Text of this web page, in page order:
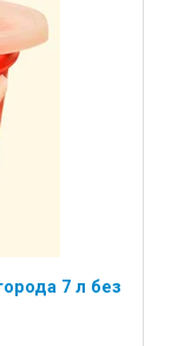
7 л без